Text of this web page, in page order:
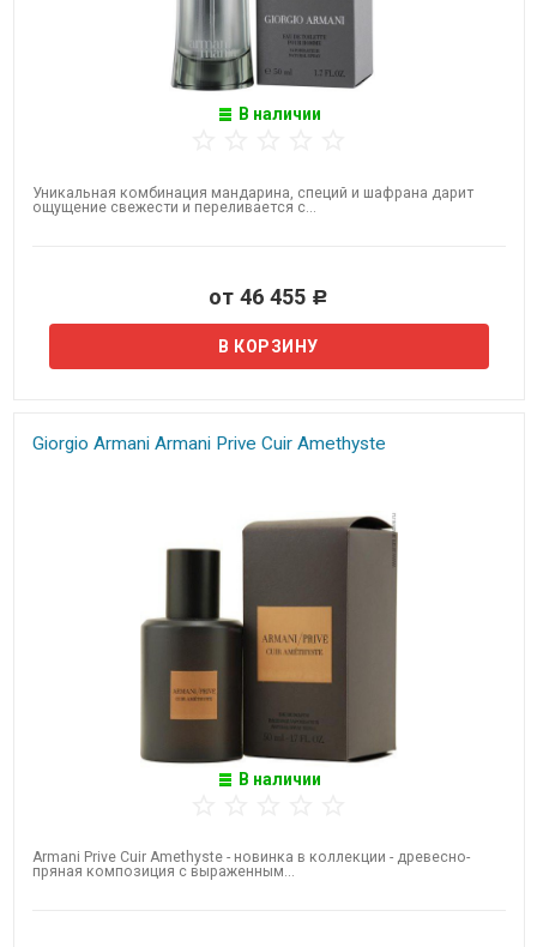
В наличии
Уникальная комбинация мандарина, специй и шафрана дарит
ощущение свежести и переливается с...
от 46 455 Р
Giorgio Armani Armani Prive Cuir Amethyste
В наличии
Armani Prive Cuir Amethyste - новинка в коллекции - древесно-
пряная композиция с выраженным...